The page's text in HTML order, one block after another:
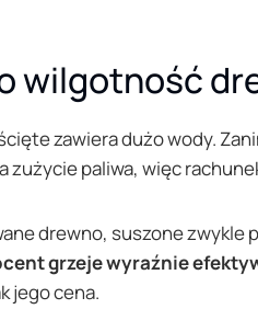
wilgotność
zawiera dużo wody.
zużycie paliwa, więc
drewno, suszone zwykle
grzeje wyraźnie
jego cena.